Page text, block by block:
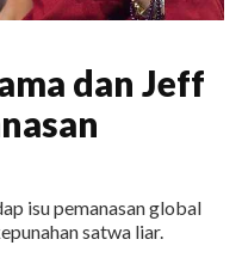
dan Jeff
isu pemanasan global
satwa liar.